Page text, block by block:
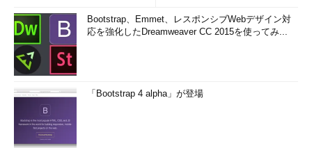
Bootstrap、Emmet、レスポンシブWebデザイン対
応を強化したDreamweaver CC 2015を使ってみ...
「Bootstrap 4 alpha」が登場